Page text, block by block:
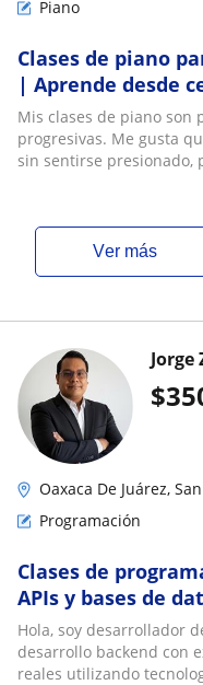
Piano
Clases de piano
| Aprende desde
personalizado
Mis clases de piano son
progresivas. Me gusta
sin sentirse presionado,
ver más
$
Oaxaca De Juárez,
Programación
Clases de
APIs y bases de
reales
Hola, soy desarrollador
desarrollo backend con
reales utilizando